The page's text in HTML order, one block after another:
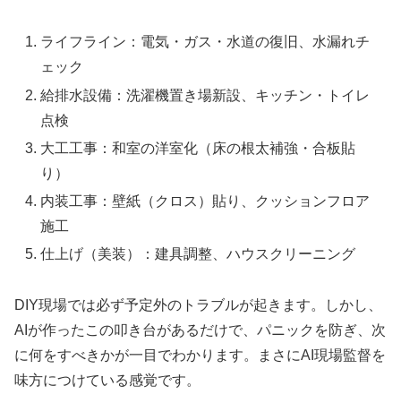
ライフライン：電気・ガス・水道の復旧、水漏れチ
ェック
給排水設備：洗濯機置き場新設、キッチン・トイレ
点検
大工工事：和室の洋室化（床の根太補強・合板貼
り）
内装工事：壁紙（クロス）貼り、クッションフロア
施工
仕上げ（美装）：建具調整、ハウスクリーニング
DIY現場では必ず予定外のトラブルが起きます。しかし、
AIが作ったこの叩き台があるだけで、パニックを防ぎ、次
に何をすべきかが一目でわかります。まさにAI現場監督を
味方につけている感覚です。